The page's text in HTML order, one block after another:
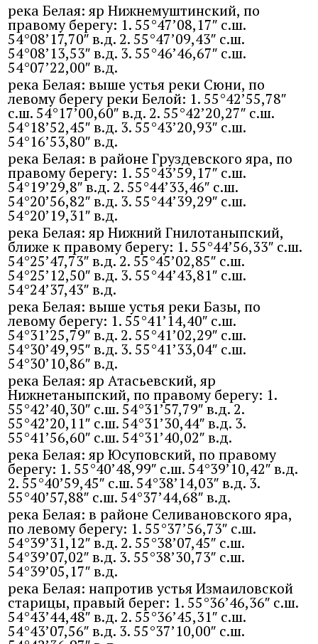
река Белая: яр Нижнемуштинский, по
правому берегу: 1. 55°47’08,17″ с.ш.
54°08’17,70″ в.д. 2. 55°47’09,43″ с.ш.
54°08’13,53″ в.д. 3. 55°46’46,67″ с.ш.
54°07’22,00″ в.д.
река Белая: выше устья реки Сюни, по
левому берегу реки Белой: 1. 55°42’55,78″
с.ш. 54°17’00,60″ в.д. 2. 55°42’20,27″ с.ш.
54°18’52,45″ в.д. 3. 55°43’20,93″ с.ш.
54°16’53,80″ в.д.
река Белая: в районе Груздевского яра, по
правому берегу: 1. 55°43’59,17″ с.ш.
54°19’29,8″ в.д. 2. 55°44’33,46″ с.ш.
54°20’56,82″ в.д. 3. 55°44’39,29″ с.ш.
54°20’19,31″ в.д.
река Белая: яр Нижний Гнилотаныпский,
ближе к правому берегу: 1. 55°44’56,33″ с.ш.
54°25’47,73″ в.д. 2. 55°45’02,85″ с.ш.
54°25’12,50″ в.д. 3. 55°44’43,81″ с.ш.
54°24’37,43″ в.д.
река Белая: выше устья реки Базы, по
левому берегу: 1. 55°41’14,40″ с.ш.
54°31’25,79″ в.д. 2. 55°41’02,29″ с.ш.
54°30’49,95″ в.д. 3. 55°41’33,04″ с.ш.
54°30’10,86″ в.д.
река Белая: яр Атасьевский, яр
Нижнетаныпский, по правому берегу: 1.
55°42’40,30″ с.ш. 54°31’57,79″ в.д. 2.
55°42’20,11″ с.ш. 54°31’30,44″ в.д. 3.
55°41’56,60″ с.ш. 54°31’40,02″ в.д.
река Белая: яр Юсуповский, по правому
берегу: 1. 55°40’48,99″ с.ш. 54°39’10,42″ в.д.
2. 55°40’59,45″ с.ш. 54°38’14,03″ в.д. 3.
55°40’57,88″ с.ш. 54°37’44,68″ в.д.
река Белая: в районе Селивановского яра,
по левому берегу: 1. 55°37’56,73″ с.ш.
54°39’31,12″ в.д. 2. 55°38’07,45″ с.ш.
54°39’07,02″ в.д. 3. 55°38’30,73″ с.ш.
54°39’05,17″ в.д.
река Белая: напротив устья Измаиловской
старицы, правый берег: 1. 55°36’46,36″ с.ш.
54°43’44,48″ в.д. 2. 55°36’45,31″ с.ш.
54°43’07,56″ в.д. 3. 55°37’10,00″ с.ш.